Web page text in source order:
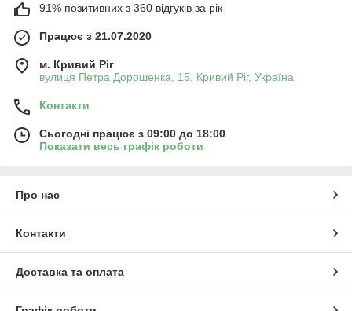
91% позитивних з 360 відгуків за рік
Працює з 21.07.2020
м. Кривий Ріг
вулиця Петра Дорошенка, 15, Кривий Ріг, Україна
Контакти
Сьогодні працює з 09:00 до 18:00
Показати весь графік роботи
Про нас
Контакти
Доставка та оплата